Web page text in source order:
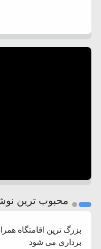
محبوب ترین
بزرگ ترین اقامتگاه
برداری می شود